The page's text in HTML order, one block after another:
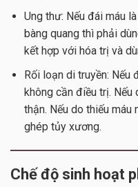
Ung thư: Nếu đái máu
bàng quang thì phải
kết hợp với hóa trị và
Rối loạn di truyền: Nếu
không cần điều trị.
thận. Nếu do thiếu máu
ghép tủy xương.
Chế độ sinh hoạt